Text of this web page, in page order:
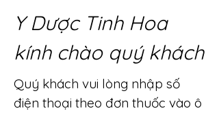
Y Dược Tinh Hoa
kính chào quý khách
Quý khách vui lòng nhập số
điện thoại theo đơn thuốc vào ô